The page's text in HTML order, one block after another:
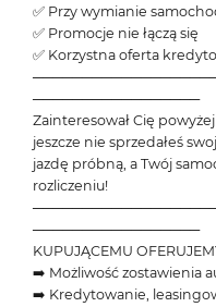
✅ Przy wymianie
✅ Promocje nie łączą się
✅ Korzystna oferta
─────────────────
Zainteresował Cię
jeszcze nie sprzedałeś
jazdę próbną, a Twój
rozliczeniu!
─────────────────
KUPUJĄCEMU
➡️ Możliwość zostawienia
➡️ Kredytowanie,